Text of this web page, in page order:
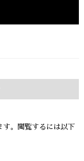
す。閲覧するには以下